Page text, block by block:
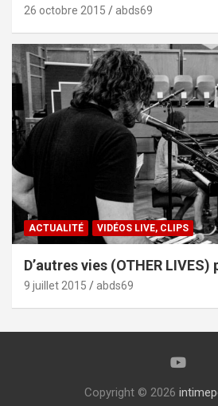
26 octobre 2015 abds69
ACTUALITÉ VIDÉOS LIVE, CLIPS
D’autres vies (OTHER
9 juillet 2015 abds69
Copyright © 2026